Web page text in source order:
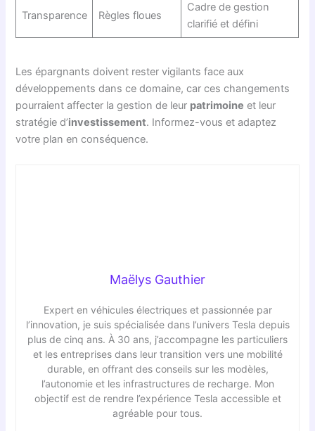
Transparence Règles floues
Cadre de gestion
clarifié et défini
Les épargnants doivent rester vigilants face aux
développements dans ce domaine, car ces changements
pourraient affecter la gestion de leur patrimoine et leur
stratégie d’investissement. Informez-vous et adaptez
votre plan en conséquence.
Maëlys Gauthier
Expert en véhicules électriques et passionnée par
l’innovation, je suis spécialisée dans l’univers Tesla depuis
plus de cinq ans. À 30 ans, j’accompagne les particuliers
et les entreprises dans leur transition vers une mobilité
durable, en offrant des conseils sur les modèles,
l’autonomie et les infrastructures de recharge. Mon
objectif est de rendre l’expérience Tesla accessible et
agréable pour tous.